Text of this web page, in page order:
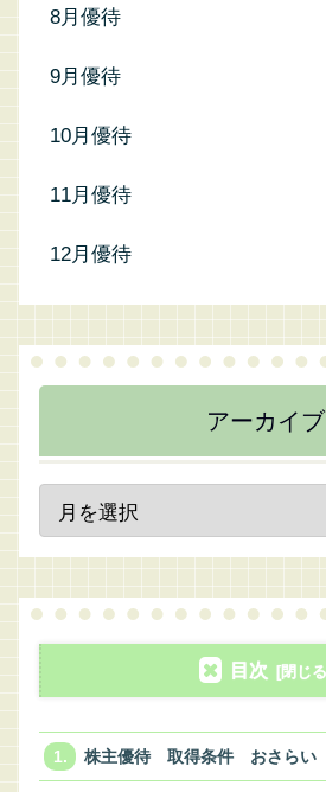
8月優待
9月優待
10月優待
11月優待
12月優待
アーカイブ
目次
株主優待 取得条件 おさらい